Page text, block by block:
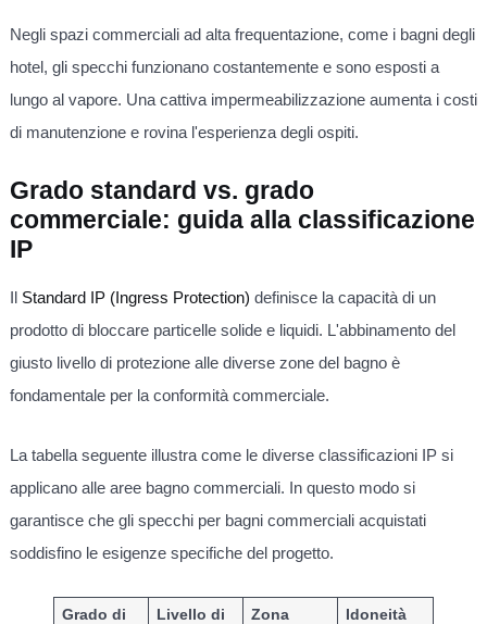
Negli spazi commerciali ad alta frequentazione, come i bagni degli
hotel, gli specchi funzionano costantemente e sono esposti a
lungo al vapore. Una cattiva impermeabilizzazione aumenta i costi
di manutenzione e rovina l'esperienza degli ospiti.
Grado standard vs. grado
commerciale: guida alla classificazione
IP
Il Standard IP (Ingress Protection) definisce la capacità di un
prodotto di bloccare particelle solide e liquidi. L'abbinamento del
giusto livello di protezione alle diverse zone del bagno è
fondamentale per la conformità commerciale.
La tabella seguente illustra come le diverse classificazioni IP si
applicano alle aree bagno commerciali. In questo modo si
garantisce che gli specchi per bagni commerciali acquistati
soddisfino le esigenze specifiche del progetto.
Grado di
Livello di
Zona
Idoneità